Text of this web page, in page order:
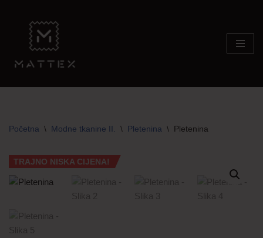
content
Početna \ Modne tkanine II. \ Pletenina \ Pletenina
TRAJNO NISKA CIJENA!